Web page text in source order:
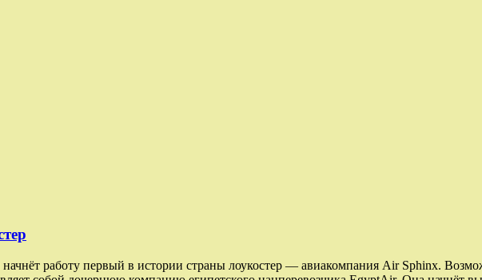
работу первый в истории страны лоукостер — авиакомпания Air Sphinx.